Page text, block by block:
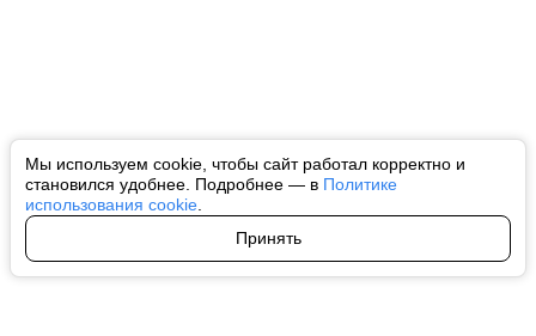
Мы используем cookie, чтобы сайт работал корректно и
становился удобнее. Подробнее — в Политике
использования cookie
Принять